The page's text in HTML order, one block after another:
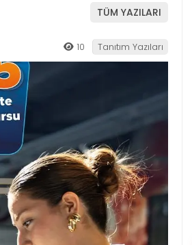
TÜM YAZILARI
10 Tanıtım Yazıları